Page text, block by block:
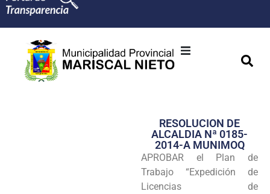
Transparencia
Seguridad
Programas
RESOLUCION DE
ALCALDIA Nª 0185-
2014-A MUNIMOQ
APROBAR el Plan de
Trabajo “Expedición de
Licencias de